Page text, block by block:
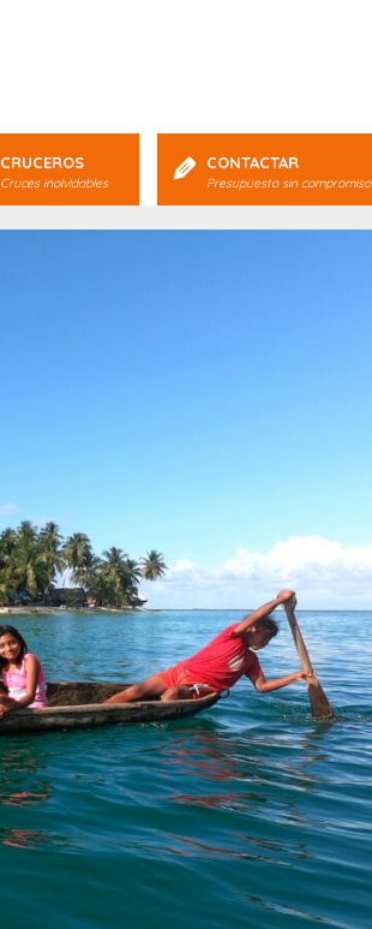
CRUCEROS
Cruces inolvidables
CONTACTAR
Presupuesto sin compromiso